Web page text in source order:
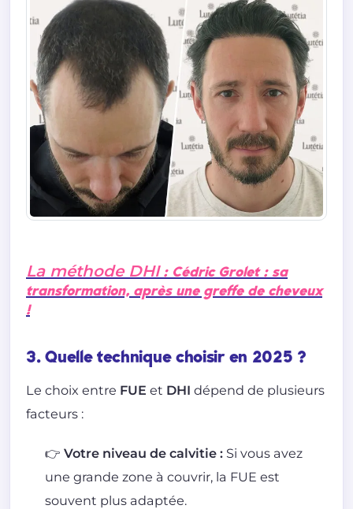
La méthode DHI: Cédric Grolet : sa
transformation, après une greffe de cheveux
!
3. Quelle technique choisir en 2025 ?
Le choix entre FUE et DHI dépend de plusieurs
facteurs :
👉 Votre niveau de calvitie : Si vous avez
une grande zone à couvrir, la FUE est
souvent plus adaptée.